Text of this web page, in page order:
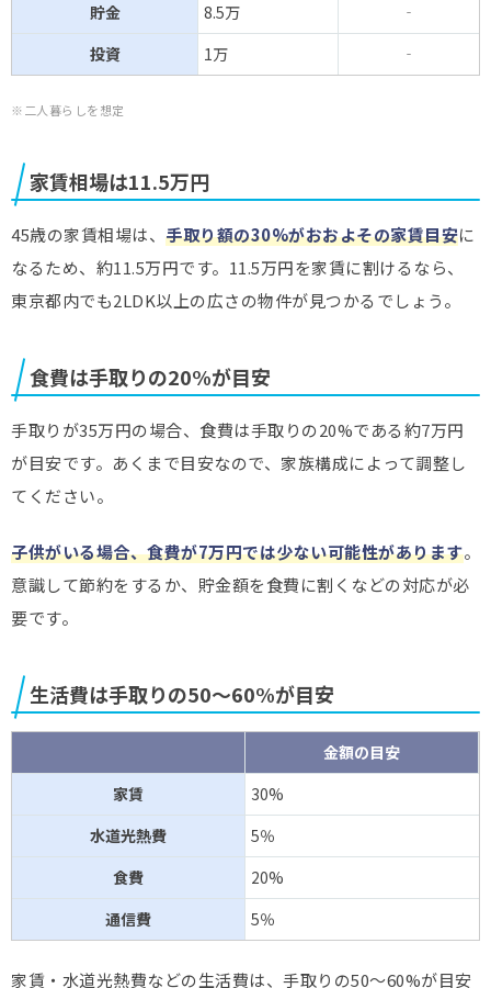
貯金
8.5万
‐
投資
1万 ‐
※二人暮らしを想定
家賃相場は11.5万円
45歳の家賃相場は、 手取り額の30%がおおよその家賃目安に
なるため、約11.5万円です。11.5万円を家賃に割けるなら、
東京都内でも2LDK以上の広さの物件が見つかるでしょう。
食費は手取りの20%が目安
手取りが35万円の場合、食費は手取りの20%である約7万円
が目安です。あくまで目安なので、家族構成によって調整し
てください。
子供がいる場合、食費が7万円では少ない可能性があります。
意識して節約をするか、貯金額を食費に割くなどの対応が必
要です。
生活費は手取りの50～60%が目安
金額の目安
家賃
30%
水道光熱費
5％
食費
20%
通信費
5％
家賃・水道光熱費などの生活費は、手取りの50～60%が目安